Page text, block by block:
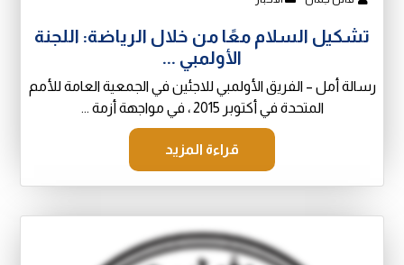
تشكيل السلام معًا من خلال الرياضة: اللجنة
الأولمبي ...
رسالة أمل – الفريق الأولمبي للاجئين في الجمعية العامة للأمم
المتحدة في أكتوبر 2015 ، في مواجهة أزمة ...
قراءة المزيد